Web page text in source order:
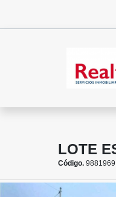
LOTE
Código. 9881969